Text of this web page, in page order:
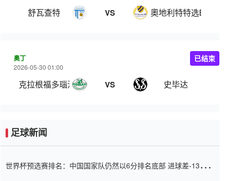
舒瓦查特 VS 奧地利特特选B队
奥丁
2026-05-30 01:00
克拉根福多瑙河 VS 史毕达
已结束
足球新闻
世界杯预选赛排名：中国国家队仍然以6分排名底部 进球差-13令人